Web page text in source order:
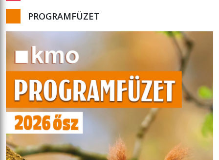
PROGRAMFÜZET